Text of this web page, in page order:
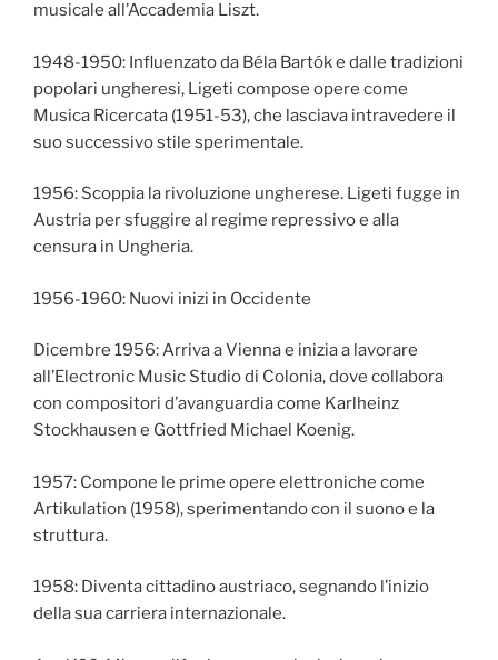
musicale all’Accademia Liszt.
1948-1950: Influenzato da Béla Bartók e dalle tradizioni
popolari ungheresi, Ligeti compose opere come
Musica Ricercata (1951-53), che lasciava intravedere il
suo successivo stile sperimentale.
1956: Scoppia la rivoluzione ungherese. Ligeti fugge in
Austria per sfuggire al regime repressivo e alla
censura in Ungheria.
1956-1960: Nuovi inizi in Occidente
Dicembre 1956: Arriva a Vienna e inizia a lavorare
all’Electronic Music Studio di Colonia, dove collabora
con compositori d’avanguardia come Karlheinz
Stockhausen e Gottfried Michael Koenig.
1957: Compone le prime opere elettroniche come
Artikulation (1958), sperimentando con il suono e la
struttura.
1958: Diventa cittadino austriaco, segnando l’inizio
della sua carriera internazionale.